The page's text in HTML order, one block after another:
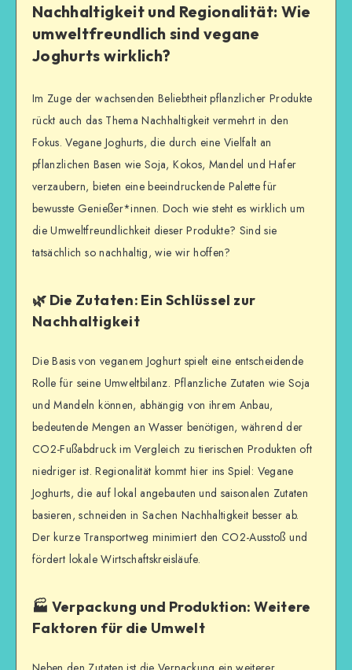
Nachhaltigkeit und Regionalität: Wie
umweltfreundlich sind vegane
Joghurts wirklich?
Im Zuge der wachsenden Beliebtheit pflanzlicher Produkte
rückt auch das Thema Nachhaltigkeit vermehrt in den
Fokus. Vegane Joghurts, die durch eine Vielfalt an
pflanzlichen Basen wie Soja, Kokos, Mandel und Hafer
verzaubern, bieten eine beeindruckende Palette für
bewusste Genießer*innen. Doch wie steht es wirklich um
die Umweltfreundlichkeit dieser Produkte? Sind sie
tatsächlich so nachhaltig, wie wir hoffen?
🌿 Die Zutaten: Ein Schlüssel zur
Nachhaltigkeit
Die Basis von veganem Joghurt spielt eine entscheidende
Rolle für seine Umweltbilanz. Pflanzliche Zutaten wie Soja
und Mandeln können, abhängig von ihrem Anbau,
bedeutende Mengen an Wasser benötigen, während der
CO2-Fußabdruck im Vergleich zu tierischen Produkten oft
niedriger ist. Regionalität kommt hier ins Spiel: Vegane
Joghurts, die auf lokal angebauten und saisonalen Zutaten
basieren, schneiden in Sachen Nachhaltigkeit besser ab.
Der kurze Transportweg minimiert den CO2-Ausstoß und
fördert lokale Wirtschaftskreisläufe.
🏭 Verpackung und Produktion: Weitere
Faktoren für die Umwelt